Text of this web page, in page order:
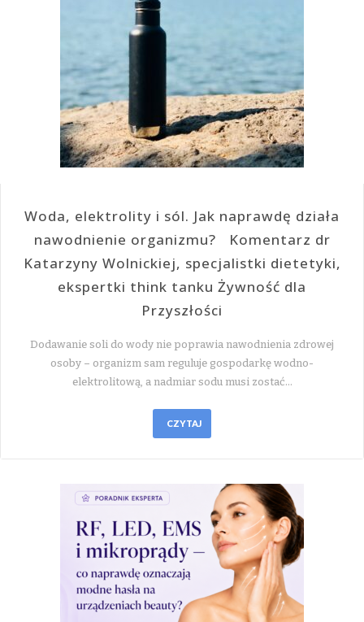
Woda, elektrolity i sól. Jak naprawdę działa
nawodnienie organizmu? Komentarz dr
Katarzyny Wolnickiej, specjalistki dietetyki,
ekspertki think tanku Żywność dla
Przyszłości
Dodawanie soli do wody nie poprawia nawodnienia zdrowej
osoby – organizm sam reguluje gospodarkę wodno-
elektrolitową, a nadmiar sodu musi zostać…
CZYTAJ